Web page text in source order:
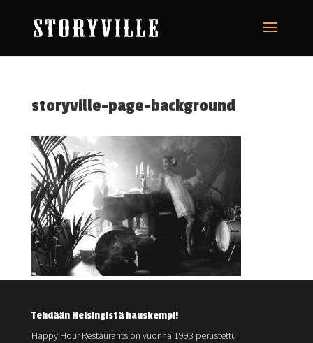
storyville-page-background
Tehdään Helsingistä hauskempi!
Happy Hour Restaurants on vuonna 1993 perustettu